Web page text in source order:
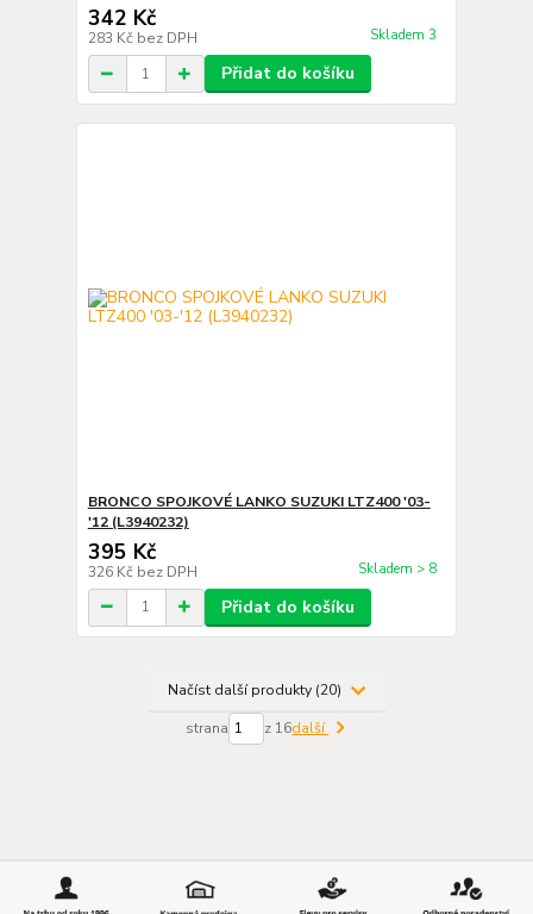
342 Kč
283 Kč bez DPH Skladem 3
Přidat do košíku
BRONCO SPOJKOVÉ LANKO SUZUKI LTZ400 '03-
'12 (L3940232)
395 Kč
326 Kč bez DPH Skladem > 8
Přidat do košíku
Načíst další produkty (20)
strana z 16další